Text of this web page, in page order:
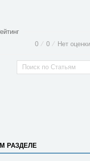
0 ⁄ 0 ⁄ Нет оценки
РАЗДЕЛЕ